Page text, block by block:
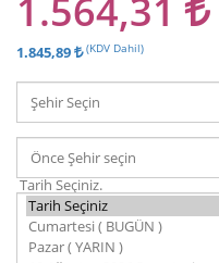
1.564,31
1.845,89 (KDV Dahil)
Tarih Seçiniz.